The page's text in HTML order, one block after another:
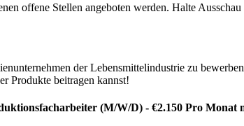
offene Stellen angeboten werden. Halte
der Lebensmittelindustrie zu
Produkte beitragen kannst!
(M/W/D) - €2.150 Pro Monat